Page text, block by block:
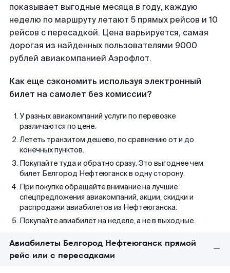
показывает выгодные месяца в году, каждую
неделю по маршруту летают 5 прямых рейсов и 10
рейсов с пересадкой. Цена варьируется, самая
дорогая из найденных пользователями 9000
рублей авиакомпанией Аэрофлот.
Как еще сэкономить используя электронный
билет на самолет без комиссии?
У разных авиакомпаний услуги по перевозке
различаются по цене.
Лететь транзитом дешево, по сравнению от и до
конечных пунктов.
Покупайте туда и обратно сразу. Это выгоднее чем
билет Белгород Нефтеюганск в одну сторону.
При покупке обращайте внимание на лучшие
спецпредложения авиакомпаний, акции, скидки и
распродажи авиабилетов из Нефтеюганска.
Покупайте авиабилет на неделе, а не в выходные.
Авиабилеты Белгород Нефтеюганск прямой
рейс или с пересадками